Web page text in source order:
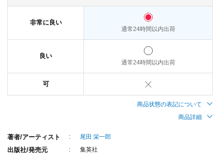
非常に良い
通常24時間以内出荷
良い
通常24時間以内出荷
可
商品状態の表記について
商品詳細
著者/アーティスト 尾田 栄一郎
出版社/発売元 集英社